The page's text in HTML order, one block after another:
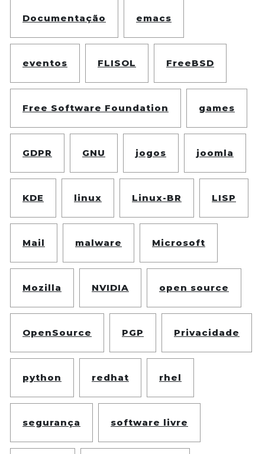
Documentação emacs
eventos FLISOL FreeBSD
Free Software Foundation games
GDPR GNU jogos joomla
KDE linux Linux-BR LISP
Mail malware Microsoft
Mozilla NVIDIA open source
OpenSource PGP Privacidade
python redhat rhel
segurança software livre